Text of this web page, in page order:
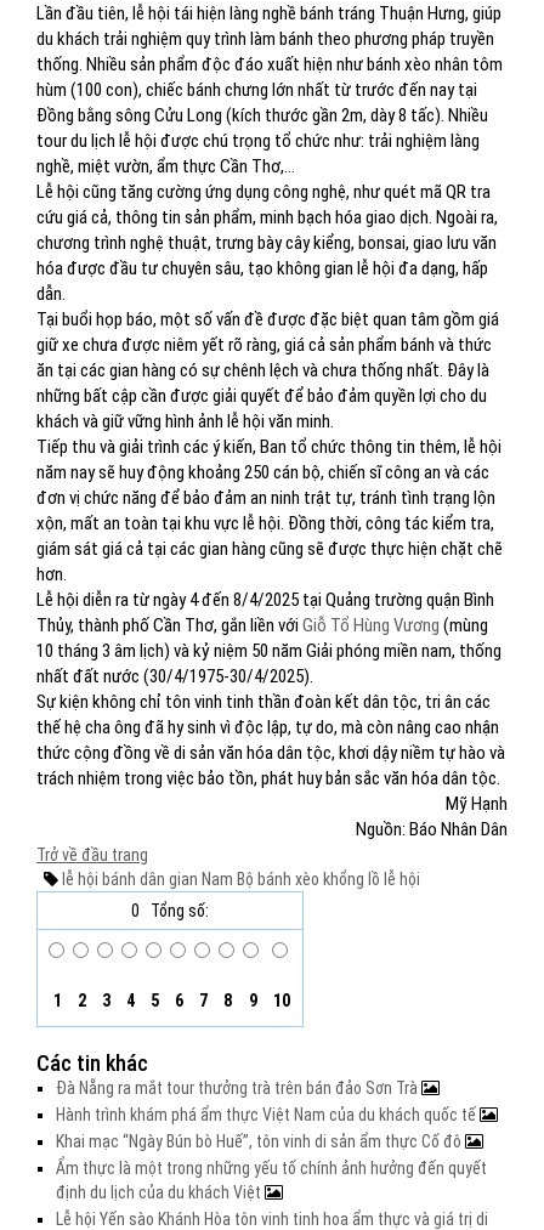
Lần đầu tiên, lễ hội tái hiện làng nghề bánh tráng Thuận Hưng, giúp
du khách trải nghiệm quy trình làm bánh theo phương pháp truyền
thống. Nhiều sản phẩm độc đáo xuất hiện như bánh xèo nhân tôm
hùm (100 con), chiếc bánh chưng lớn nhất từ trước đến nay tại
Đồng bằng sông Cửu Long (kích thước gần 2m, dày 8 tấc). Nhiều
tour du lịch lễ hội được chú trọng tổ chức như: trải nghiệm làng
nghề, miệt vườn, ẩm thực Cần Thơ,…
Lễ hội cũng tăng cường ứng dụng công nghệ, như quét mã QR tra
cứu giá cả, thông tin sản phẩm, minh bạch hóa giao dịch. Ngoài ra,
chương trình nghệ thuật, trưng bày cây kiểng, bonsai, giao lưu văn
hóa được đầu tư chuyên sâu, tạo không gian lễ hội đa dạng, hấp
dẫn.
Tại buổi họp báo, một số vấn đề được đặc biệt quan tâm gồm giá
giữ xe chưa được niêm yết rõ ràng, giá cả sản phẩm bánh và thức
ăn tại các gian hàng có sự chênh lệch và chưa thống nhất. Đây là
những bất cập cần được giải quyết để bảo đảm quyền lợi cho du
khách và giữ vững hình ảnh lễ hội văn minh.
Tiếp thu và giải trình các ý kiến, Ban tổ chức thông tin thêm, lễ hội
năm nay sẽ huy động khoảng 250 cán bộ, chiến sĩ công an và các
đơn vị chức năng để bảo đảm an ninh trật tự, tránh tình trạng lộn
xộn, mất an toàn tại khu vực lễ hội. Đồng thời, công tác kiểm tra,
giám sát giá cả tại các gian hàng cũng sẽ được thực hiện chặt chẽ
hơn.
Lễ hội diễn ra từ ngày 4 đến 8/4/2025 tại Quảng trường quận Bình
Thủy, thành phố Cần Thơ, gắn liền với Giỗ Tổ Hùng Vương (mùng
10 tháng 3 âm lịch) và kỷ niệm 50 năm Giải phóng miền nam, thống
nhất đất nước (30/4/1975-30/4/2025).
Sự kiện không chỉ tôn vinh tinh thần đoàn kết dân tộc, tri ân các
thế hệ cha ông đã hy sinh vì độc lập, tự do, mà còn nâng cao nhận
thức cộng đồng về di sản văn hóa dân tộc, khơi dậy niềm tự hào và
trách nhiệm trong việc bảo tồn, phát huy bản sắc văn hóa dân tộc.
Mỹ Hạnh
Nguồn: Báo Nhân Dân
Trở về đầu trang
lễ hội bánh dân gian Nam Bộ bánh xèo khổng lồ lễ hội
0
Tổng số:
1 2 3 4 5 6 7 8 9 10
Các tin khác
Đà Nẵng ra mắt tour thưởng trà trên bán đảo Sơn Trà
Hành trình khám phá ẩm thực Việt Nam của du khách quốc tế
Khai mạc “Ngày Bún bò Huế”, tôn vinh di sản ẩm thực Cố đô
Ẩm thực là một trong những yếu tố chính ảnh hưởng đến quyết
định du lịch của du khách Việt
Lễ hội Yến sào Khánh Hòa tôn vinh tinh hoa ẩm thực và giá trị di